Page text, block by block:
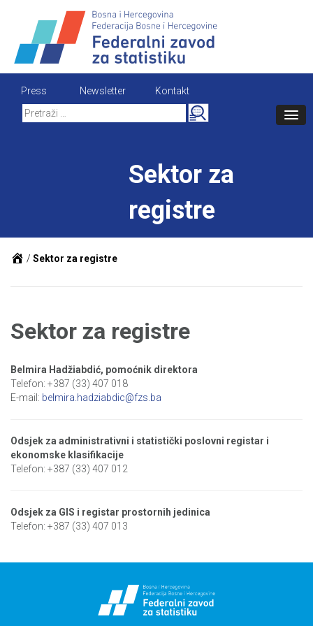
content
Press Newsletter
Kontakt
Search
for:
Sektor za
registre
/ Sektor za registre
Sektor za registre
Belmira Hadžiabdić, pomoćnik direktora
Telefon: +387 (33) 407 018
E-mail: belmira.hadziabdic@fzs.ba
Odsjek za administrativni i statistički poslovni registar i
ekonomske klasifikacije
Telefon: +387 (33) 407 012
Odsjek za GIS i registar prostornih jedinica
Telefon: +387 (33) 407 013